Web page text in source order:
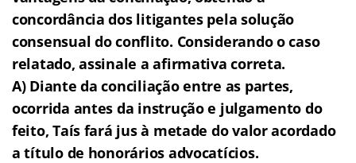
concordância dos litigantes pela solução
consensual do conflito. Considerando o caso
relatado, assinale a afirmativa correta.
A) Diante da conciliação entre as partes,
ocorrida antes da instrução e julgamento do
feito, Taís fará jus à metade do valor acordado
a título de honorários advocatícios.